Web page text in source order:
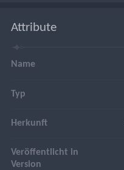
Attribute
Name
Typ
Herkunft
Veröffentlicht in
Version